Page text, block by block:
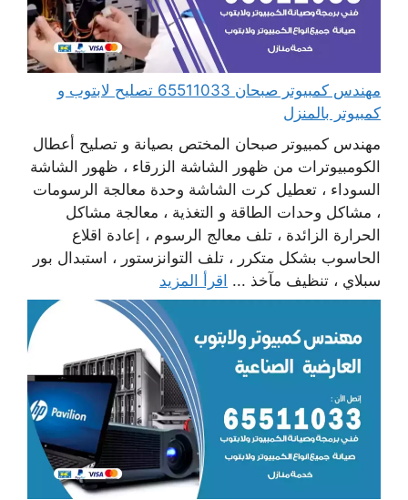
مهندس كمبيوتر صبحان 65511033 تصليح لابتوب و
كمبيوتر بالمنزل
مهندس كمبيوتر صبحان المختص بصيانة و تصليح أعطال
الكومبيوترات من ظهور الشاشة الزرقاء ، ظهور الشاشة
السوداء ، تعطيل كرت الشاشة وحدة معالجة الرسومات
، مشاكل وحدات الطاقة و التغذية ، معالجة مشاكل
الحرارة الزائدة ، تلف معالج الرسوم ، إعادة اقلاع
الحاسوب بشكل متكرر ، تلف التوانزستور ، استبدال بور
سبلاي ، تنظيف مآخذ ... اقرأ المزيد